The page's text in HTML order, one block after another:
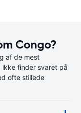
Congo?
af de mest
finder svaret på
ofte stillede